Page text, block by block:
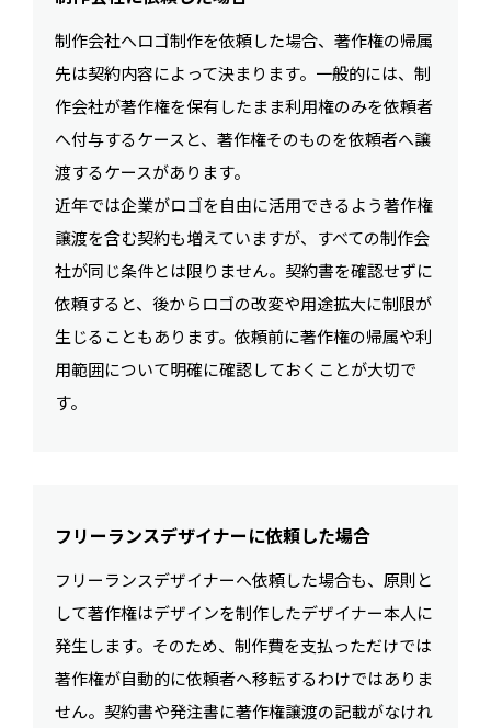
制作会社へロゴ制作を依頼した場合、著作権の帰属
先は契約内容によって決まります。一般的には、制
作会社が著作権を保有したまま利用権のみを依頼者
へ付与するケースと、著作権そのものを依頼者へ譲
渡するケースがあります。
近年では企業がロゴを自由に活用できるよう著作権
譲渡を含む契約も増えていますが、すべての制作会
社が同じ条件とは限りません。契約書を確認せずに
依頼すると、後からロゴの改変や用途拡大に制限が
生じることもあります。依頼前に著作権の帰属や利
用範囲について明確に確認しておくことが大切で
す。
フリーランスデザイナーに依頼した場合
フリーランスデザイナーへ依頼した場合も、原則と
して著作権はデザインを制作したデザイナー本人に
発生します。そのため、制作費を支払っただけでは
著作権が自動的に依頼者へ移転するわけではありま
せん。契約書や発注書に著作権譲渡の記載がなけれ